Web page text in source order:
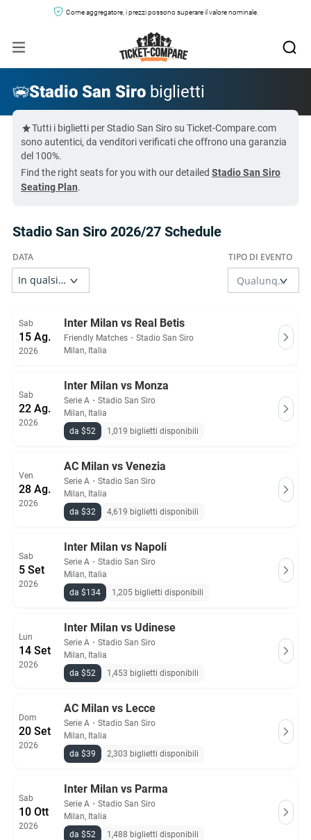
Come aggregatore, i prezzi possono superare il valore nominale.
Stadio San Siro biglietti
Tutti i biglietti per Stadio San Siro su Ticket-Compare.com
sono autentici, da venditori verificati che offrono una garanzia
del 100%.
Find the right seats for you with our detailed Stadio San Siro
Seating Plan.
Stadio San Siro 2026/27 Schedule
Sab
15 Ag.
2026
Inter Milan vs Real Betis
Friendly Matches ・ Stadio San Siro
Milan, Italia
Sab
22 Ag.
2026
Inter Milan vs Monza
Serie A ・ Stadio San Siro
Milan, Italia
da $52
1,019 biglietti disponibili
Ven
28 Ag.
2026
AC Milan vs Venezia
Serie A ・ Stadio San Siro
Milan, Italia
da $32
4,619 biglietti disponibili
Sab
5 Set
2026
Inter Milan vs Napoli
Serie A ・ Stadio San Siro
Milan, Italia
da $134
1,205 biglietti disponibili
Lun
14 Set
2026
Inter Milan vs Udinese
Serie A ・ Stadio San Siro
Milan, Italia
da $52
1,453 biglietti disponibili
Dom
20 Set
2026
AC Milan vs Lecce
Serie A ・ Stadio San Siro
Milan, Italia
da $39
2,303 biglietti disponibili
Sab
10 Ott
2026
Inter Milan vs Parma
Serie A ・ Stadio San Siro
Milan, Italia
da $52
1,488 biglietti disponibili